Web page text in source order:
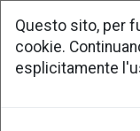
Questo sito, per
cookie.
esplicitamente